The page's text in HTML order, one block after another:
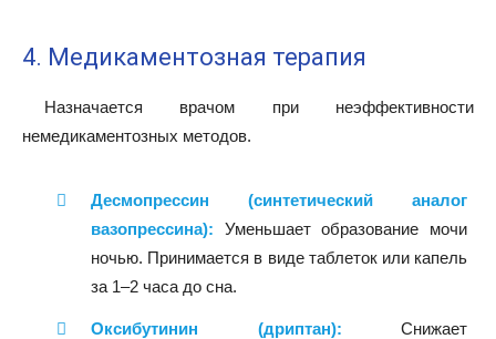
4. Медикаментозная терапия
Назначается врачом при неэффективности
немедикаментозных методов.
Десмопрессин (синтетический аналог
вазопрессина): Уменьшает образование мочи
ночью. Принимается в виде таблеток или капель
за 1–2 часа до сна.
Оксибутинин (дриптан): Снижает